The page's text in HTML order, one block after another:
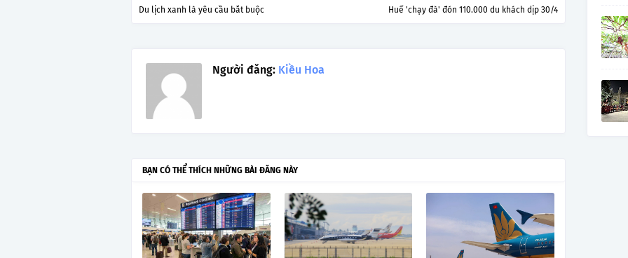
Huế 'chạy đà' đón 110.000 du khách dịp 30/4
Du lịch xanh là yêu cầu bắt buộc
Người đăng: Kiều Hoa
BẠN CÓ THỂ THÍCH NHỮNG BÀI ĐĂNG NÀY